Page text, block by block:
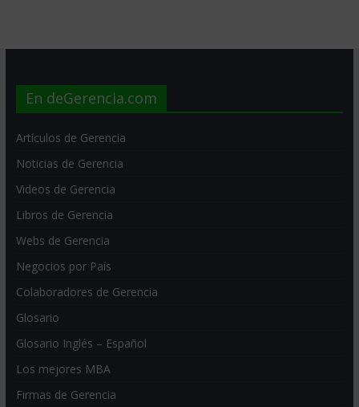
En deGerencia.com
Artículos de Gerencia
Noticias de Gerencia
Videos de Gerencia
Libros de Gerencia
Webs de Gerencia
Negocios por País
Colaboradores de Gerencia
Glosario
Glosario Inglés – Español
Los mejores MBA
Firmas de Gerencia